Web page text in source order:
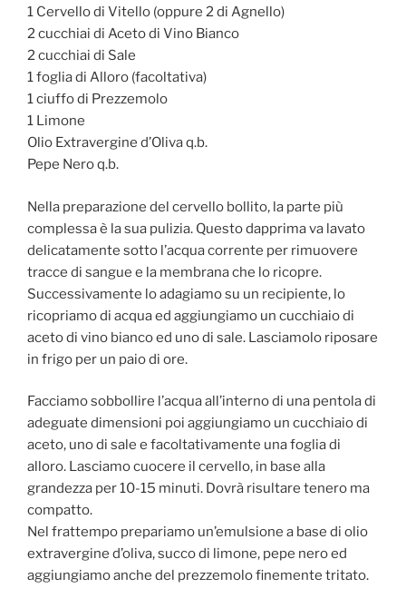
1 Cervello di Vitello (oppure 2 di Agnello)
2 cucchiai di Aceto di Vino Bianco
2 cucchiai di Sale
1 foglia di Alloro (facoltativa)
1 ciuffo di Prezzemolo
1 Limone
Olio Extravergine d’Oliva q.b.
Pepe Nero q.b.
Nella preparazione del cervello bollito, la parte più
complessa è la sua pulizia. Questo dapprima va lavato
delicatamente sotto l’acqua corrente per rimuovere
tracce di sangue e la membrana che lo ricopre.
Successivamente lo adagiamo su un recipiente, lo
ricopriamo di acqua ed aggiungiamo un cucchiaio di
aceto di vino bianco ed uno di sale. Lasciamolo riposare
in frigo per un paio di ore.
Facciamo sobbollire l’acqua all’interno di una pentola di
adeguate dimensioni poi aggiungiamo un cucchiaio di
aceto, uno di sale e facoltativamente una foglia di
alloro. Lasciamo cuocere il cervello, in base alla
grandezza per 10-15 minuti. Dovrà risultare tenero ma
compatto.
Nel frattempo prepariamo un’emulsione a base di olio
extravergine d’oliva, succo di limone, pepe nero ed
aggiungiamo anche del prezzemolo finemente tritato.